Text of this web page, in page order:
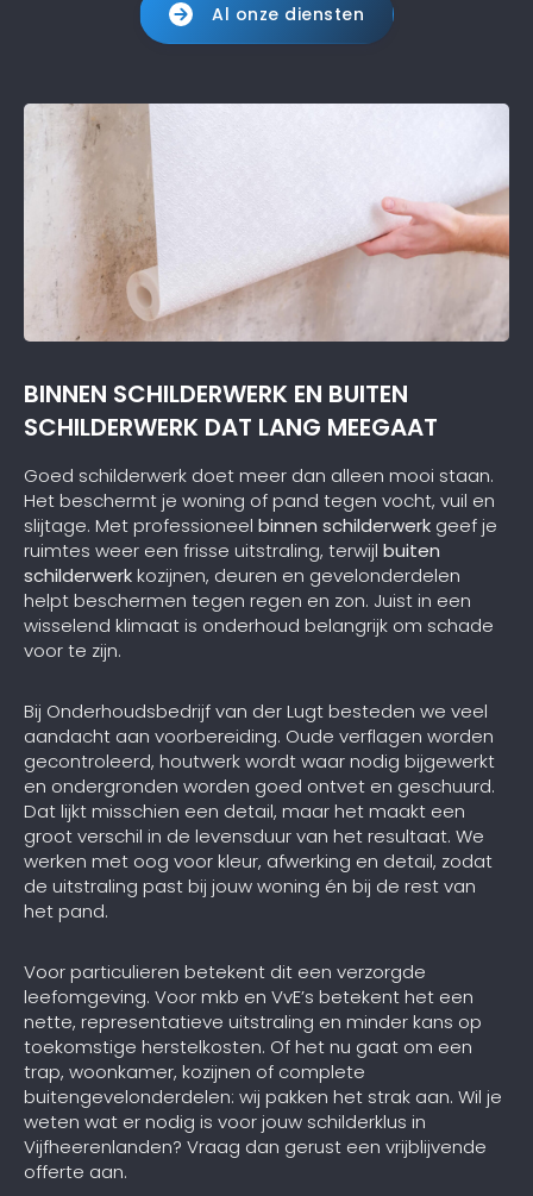
Al onze diensten
BINNEN SCHILDERWERK EN BUITEN
SCHILDERWERK DAT LANG MEEGAAT
Goed schilderwerk doet meer dan alleen mooi staan.
Het beschermt je woning of pand tegen vocht, vuil en
slijtage. Met professioneel binnen schilderwerk geef je
ruimtes weer een frisse uitstraling, terwijl buiten
schilderwerkkozijnen, deuren en gevelonderdelen
helpt beschermen tegen regen en zon. Juist in een
wisselend klimaat is onderhoud belangrijk om schade
voor te zijn.
Bij Onderhoudsbedrijf van der Lugt besteden we veel
aandacht aan voorbereiding. Oude verflagen worden
gecontroleerd, houtwerk wordt waar nodig bijgewerkt
en ondergronden worden goed ontvet en geschuurd.
Dat lijkt misschien een detail, maar het maakt een
groot verschil in de levensduur van het resultaat. We
werken met oog voor kleur, afwerking en detail, zodat
de uitstraling past bij jouw woning én bij de rest van
het pand.
Voor particulieren betekent dit een verzorgde
leefomgeving. Voor mkb en VvE’s betekent het een
nette, representatieve uitstraling en minder kans op
toekomstige herstelkosten. Of het nu gaat om een
trap, woonkamer, kozijnen of complete
buitengevelonderdelen: wij pakken het strak aan. Wil je
weten wat er nodig is voor jouw schilderklus in
Vijfheerenlanden? Vraag dan gerust een vrijblijvende
offerte aan.